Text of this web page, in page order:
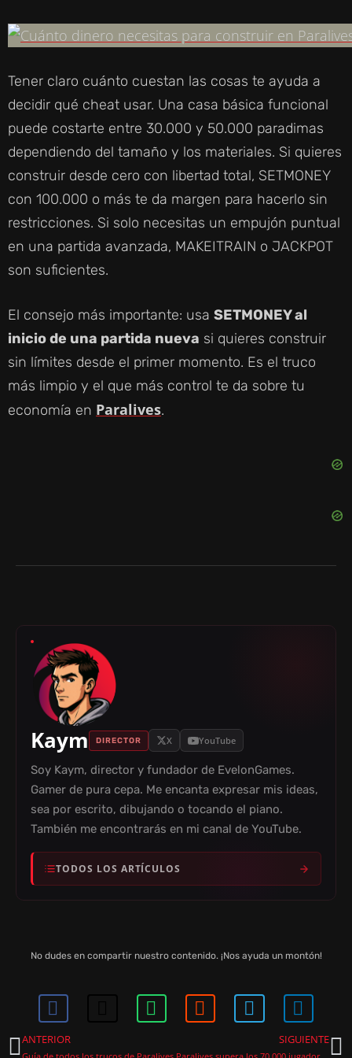
D
E
O
Tener claro cuánto cuestan las cosas te ayuda a
decidir qué cheat usar. Una casa básica funcional
puede costarte entre 30.000 y 50.000 paradimas
dependiendo del tamaño y los materiales. Si quieres
construir desde cero con libertad total, SETMONEY
con 100.000 o más te da margen para hacerlo sin
restricciones. Si solo necesitas un empujón puntual
en una partida avanzada, MAKEITRAIN o JACKPOT
son suficientes.
El consejo más importante: usa SETMONEY al
inicio de una partida nueva si quieres construir
sin límites desde el primer momento. Es el truco
más limpio y el que más control te da sobre tu
economía en Paralives.
Kaym DIRECTOR X YouTube
Soy Kaym, director y fundador de EvelonGames.
Gamer de pura cepa. Me encanta expresar mis ideas,
sea por escrito, dibujando o tocando el piano.
También me encontrarás en mi canal de YouTube.
TODOS LOS ARTÍCULOS
No dudes en compartir nuestro contenido. ¡Nos ayuda un montón!
ANTERIOR SIGUIENTE